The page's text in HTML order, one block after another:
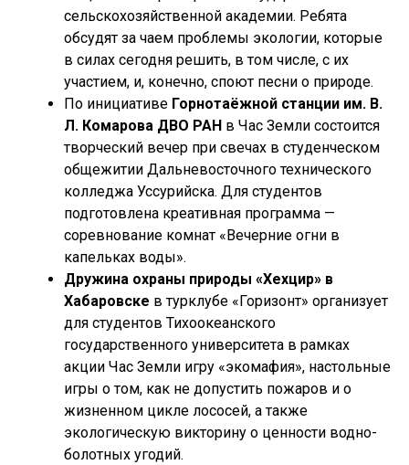
сельскохозяйственной академии. Ребята
обсудят за чаем проблемы экологии, которые
в силах сегодня решить, в том числе, с их
участием, и, конечно, споют песни о природе.
По инициативе Горнотаёжной станции им. В.
Л. Комарова ДВО РАН в Час Земли состоится
творческий вечер при свечах в студенческом
общежитии Дальневосточного технического
колледжа Уссурийска. Для студентов
подготовлена креативная программа —
соревнование комнат «Вечерние огни в
капельках воды».
Дружина охраны природы «Хехцир» в
Хабаровске в турклубе «Горизонт» организует
для студентов Тихоокеанского
государственного университета в рамках
акции Час Земли игру «экомафия», настольные
игры о том, как не допустить пожаров и о
жизненном цикле лососей, а также
экологическую викторину о ценности водно-
болотных угодий.